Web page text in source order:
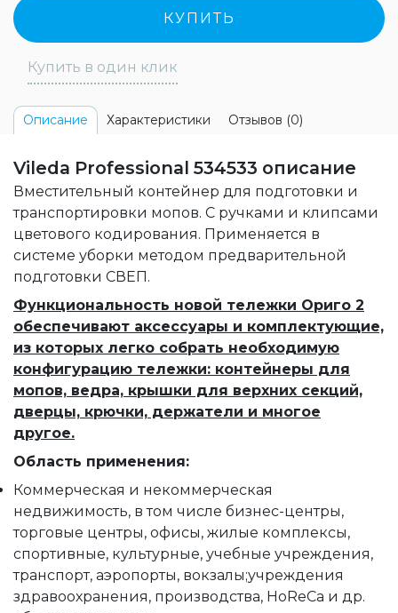
КУПИТЬ
Купить в один клик
Описание Характеристики Отзывов (0)
Vileda Professional 534533 описание
Вместительный контейнер для подготовки и
транспортировки мопов. С ручками и клипсами
цветового кодирования. Применяется в
системе уборки методом предварительной
подготовки СВЕП.
Функциональность новой тележки Ориго 2
обеспечивают аксессуары и комплектующие,
из которых легко собрать необходимую
конфигурацию тележки: контейнеры для
мопов, ведра, крышки для верхних секций,
дверцы, крючки, держатели и многое
другое.
Область применения:
Коммерческая и некоммерческая
недвижимость, в том числе бизнес-центры,
торговые центры, офисы, жилые комплексы,
спортивные, культурные, учебные учреждения,
транспорт, аэропорты, вокзалы;учреждения
здравоохранения, производства, HoReCa и др.